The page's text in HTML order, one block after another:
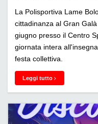
La Polisportiva Lame
cittadinanza al Gran
giugno presso il Centro
giornata intera
festa collettiva.
Leggi tutto